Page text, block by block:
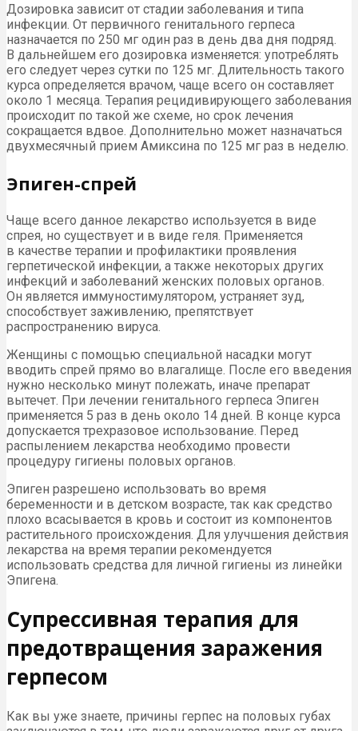
Дозировка зависит от стадии заболевания и типа
инфекции. От первичного генитального герпеса
назначается по 250 мг один раз в день два дня подряд.
В дальнейшем его дозировка изменяется: употреблять
его следует через сутки по 125 мг. Длительность такого
курса определяется врачом, чаще всего он составляет
около 1 месяца. Терапия рецидивирующего заболевания
происходит по такой же схеме, но срок лечения
сокращается вдвое. Дополнительно может назначаться
двухмесячный прием Амиксина по 125 мг раз в неделю.
Эпиген-спрей
Чаще всего данное лекарство используется в виде
спрея, но существует и в виде геля. Применяется
в качестве терапии и профилактики проявления
герпетической инфекции, а также некоторых других
инфекций и заболеваний женских половых органов.
Он является иммуностимулятором, устраняет зуд,
способствует заживлению, препятствует
распространению вируса.
Женщины с помощью специальной насадки могут
вводить спрей прямо во влагалище. После его введения
нужно несколько минут полежать, иначе препарат
вытечет. При лечении генитального герпеса Эпиген
применяется 5 раз в день около 14 дней. В конце курса
допускается трехразовое использование. Перед
распылением лекарства необходимо провести
процедуру гигиены половых органов.
Эпиген разрешено использовать во время
беременности и в детском возрасте, так как средство
плохо всасывается в кровь и состоит из компонентов
растительного происхождения. Для улучшения действия
лекарства на время терапии рекомендуется
использовать средства для личной гигиены из линейки
Эпигена.
Супрессивная терапия для
предотвращения заражения
герпесом
Как вы уже знаете, причины герпес на половых губах